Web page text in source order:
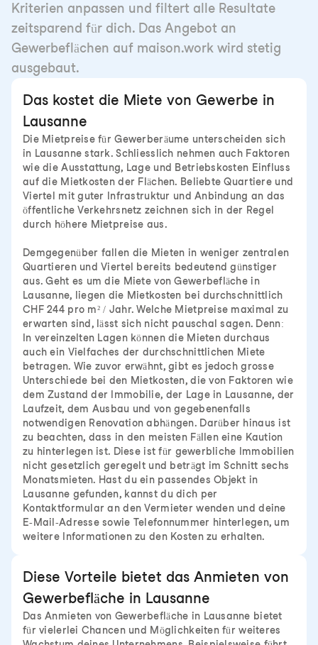
Kriterien anpassen und filtert alle Resultate
zeitsparend für dich. Das Angebot an
Gewerbeflächen auf maison.work wird stetig
ausgebaut.
Das kostet die Miete von Gewerbe in
Lausanne
Die Mietpreise für Gewerberäume unterscheiden sich
in Lausanne stark. Schliesslich nehmen auch Faktoren
wie die Ausstattung, Lage und Betriebskosten Einfluss
auf die Mietkosten der Flächen. Beliebte Quartiere und
Viertel mit guter Infrastruktur und Anbindung an das
öffentliche Verkehrsnetz zeichnen sich in der Regel
durch höhere Mietpreise aus.
Demgegenüber fallen die Mieten in weniger zentralen
Quartieren und Viertel bereits bedeutend günstiger
aus. Geht es um die Miete von Gewerbefläche in
Lausanne, liegen die Mietkosten bei durchschnittlich
CHF 244 pro m² / Jahr. Welche Mietpreise maximal zu
erwarten sind, lässt sich nicht pauschal sagen. Denn:
In vereinzelten Lagen können die Mieten durchaus
auch ein Vielfaches der durchschnittlichen Miete
betragen. Wie zuvor erwähnt, gibt es jedoch grosse
Unterschiede bei den Mietkosten, die von Faktoren wie
dem Zustand der Immobilie, der Lage in Lausanne, der
Laufzeit, dem Ausbau und von gegebenenfalls
notwendigen Renovation abhängen. Darüber hinaus ist
zu beachten, dass in den meisten Fällen eine Kaution
zu hinterlegen ist. Diese ist für gewerbliche Immobilien
nicht gesetzlich geregelt und beträgt im Schnitt sechs
Monatsmieten. Hast du ein passendes Objekt in
Lausanne gefunden, kannst du dich per
Kontaktformular an den Vermieter wenden und deine
E-Mail-Adresse sowie Telefonnummer hinterlegen, um
weitere Informationen zu den Kosten zu erhalten.
Diese Vorteile bietet das Anmieten von
Gewerbefläche in Lausanne
Das Anmieten von Gewerbefläche in Lausanne bietet
für vielerlei Chancen und Möglichkeiten für weiteres